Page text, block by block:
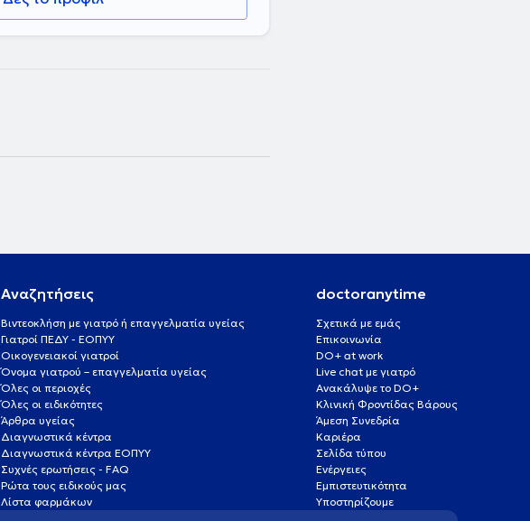
Αναζητήσεις
Βιντεοκλήση με γιατρό ή επαγγελματία υγείας
Γιατροί ΠΕΔΥ - ΕΟΠΥΥ
Οικογενειακοί γιατροί
Όνομα γιατρού – επαγγελματία υγείας
Όλες οι περιοχές
Όλες οι ειδικότητες
Άρθρα υγείας
Διαγνωστικά κέντρα
Διαγνωστικά κέντρα ΕΟΠΥΥ
Συχνές ερωτήσεις - FAQ
Ρώτα τους ειδικούς μας
Λίστα φαρμάκων
doctoranytime
Σχετικά με εμάς
Επικοινωνία
DO+ at work
Live chat με γιατρό
Ανακάλυψε το DO+
Κλινική Φροντίδας Βάρους
Άμεση Συνεδρία
Καριέρα
Σελίδα τύπου
Ενέργειες
Εμπιστευτικότητα
Υποστηρίζουμε